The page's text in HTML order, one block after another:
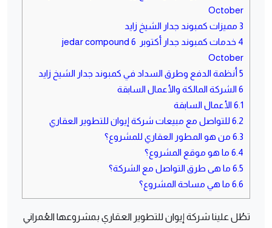
October
3 مميزات كمبوند جدار الشيخ زايد
4
خدمات كمبوند جدار أكتوبر jedar compound 6
October
5 أنظمة الدفع وطرق السداد في كمبوند جدار الشيخ زايد
6 الشركة المالكة والأعمال السابقة
6.1 الأعمال السابقة
6.2 للتواصل مع مبيعات شركة إيوان للتطوير العقاري
6.3 من هو المطور العقاري للمشروع؟
6.4 ما هو موقع المشروع؟
6.5 ما هى طرق التواصل مع الشركة؟
6.6 ما هي مساحة المشروع؟
تطُل علينا شركة إيوان للتطوير العقاري بمشروعها العُمراني